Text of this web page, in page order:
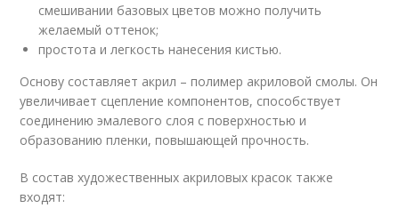
смешивании базовых цветов можно получить
желаемый оттенок;
простота и легкость нанесения кистью.
Основу составляет акрил – полимер акриловой смолы. Он
увеличивает сцепление компонентов, способствует
соединению эмалевого слоя с поверхностью и
образованию пленки, повышающей прочность.
В состав художественных акриловых красок также
входят: